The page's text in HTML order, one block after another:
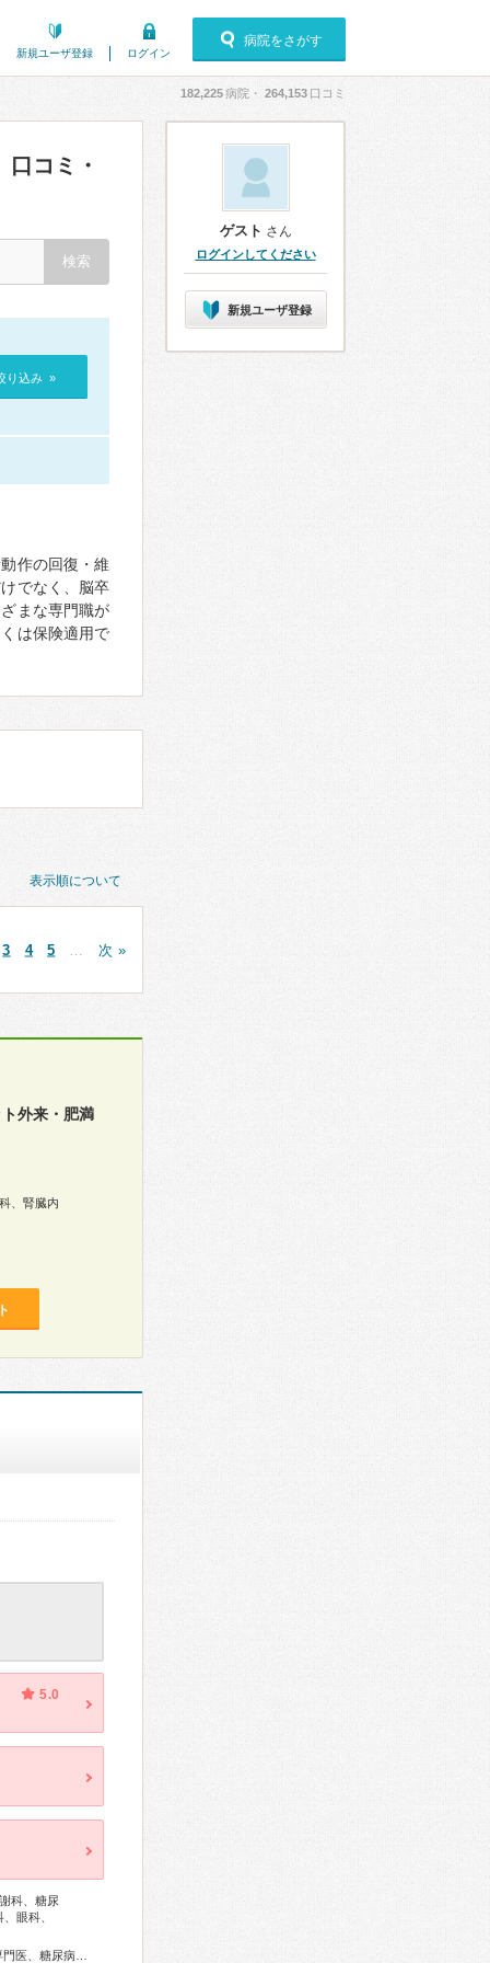
新規ユーザ登録 ログイン
病院をさがす
182,225病院・ 264,153 口コミ
口コミ・
り込み »
作の回復・維
でなく、脳卒
まな専門職が
は保険適用で
表示順について
3 4 5 次 »
ト外来・肥満
、腎臓内
5.0
科、糖尿
眼科、
ゲスト さん
ログインしてください
新規ユーザ登録